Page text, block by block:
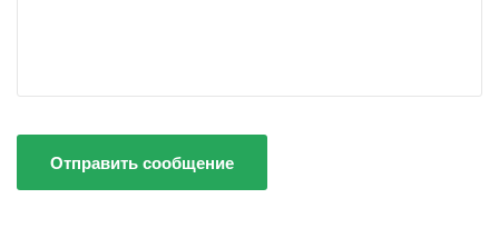
Отправить сообщение